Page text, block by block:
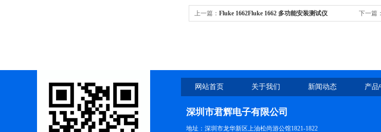
上一篇： Fluke 1662Fluke 1662 多功能安装测试仪 下一篇：
网站首页 关于我们 新闻动态 产品
深圳市君辉电子有限公司
地址：深圳市龙华新区上油松尚游公馆1821-1822